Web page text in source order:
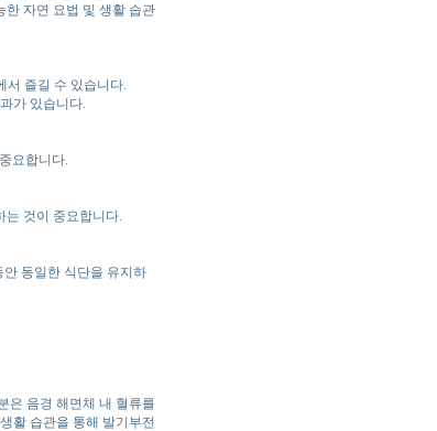
한 자연 요법 및 생활 습관
서 즐길 수 있습니다.
가 있습니다.
요합니다.
는 것이 중요합니다.
동일한 식단을 유지하
은 음경 해면체 내 혈류를
활 습관을 통해 발기부전